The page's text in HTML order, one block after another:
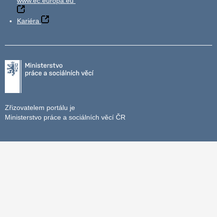
Kariéra
Zřizovatelem portálu je
Ministerstvo práce a sociálních věcí ČR